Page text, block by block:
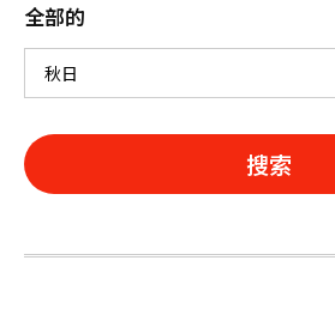
全部的
搜索